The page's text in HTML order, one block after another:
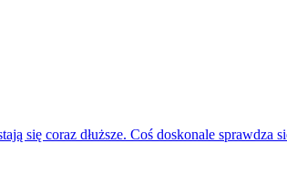
się coraz dłuższe. Coś doskonale